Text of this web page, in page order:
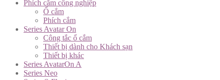
Phích cắm công nghiệp
Ổ cắm
Phích cắm
Series Avatar On
Công tắc ổ cắm
Thiết bị dành cho Khách sạn
Thiết bị khác
Series AvatarOn A
Series Neo